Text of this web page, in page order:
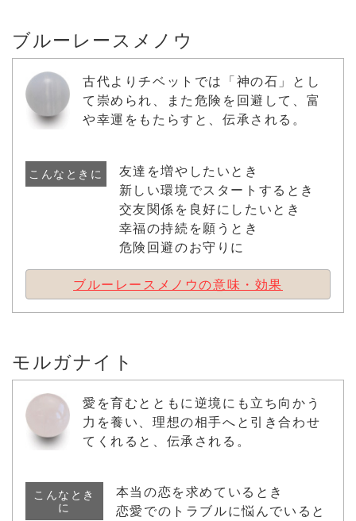
ブルーレースメノウ
古代よりチベットでは「神の石」とし
て崇められ、また危険を回避して、富
や幸運をもたらすと、伝承される。
こんなときに
友達を増やしたいとき
新しい環境でスタートするとき
交友関係を良好にしたいとき
幸福の持続を願うとき
危険回避のお守りに
ブルーレースメノウの意味・効果
モルガナイト
愛を育むとともに逆境にも立ち向かう
力を養い、理想の相手へと引き合わせ
てくれると、伝承される。
こんなとき
に
本当の恋を求めているとき
恋愛でのトラブルに悩んでいると